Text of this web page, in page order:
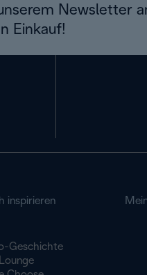
Newsletter
Einkauf!
inspirieren
Geschichte